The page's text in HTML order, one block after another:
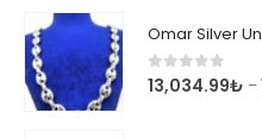
0out of 5
13,034.99₺ –